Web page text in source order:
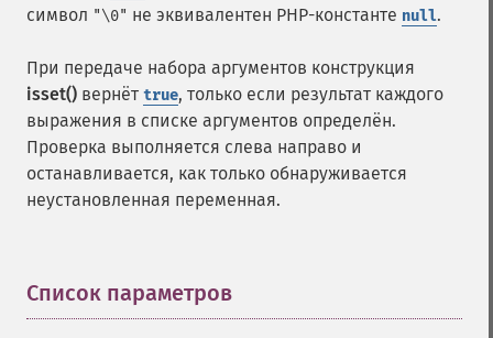
символ "\0" не эквивалентен PHP-константе null.
При передаче набора аргументов конструкция
isset() вернёт true, только если результат каждого
выражения в списке аргументов определён.
Проверка выполняется слева направо и
останавливается, как только обнаруживается
неустановленная переменная.
Список параметров